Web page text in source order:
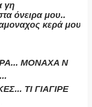
γη
όνειρα μου..
κερά μου.
ΜΟΝΑΧΑ Ν
ΤΙ ΓΙΑΓΙΡΕ